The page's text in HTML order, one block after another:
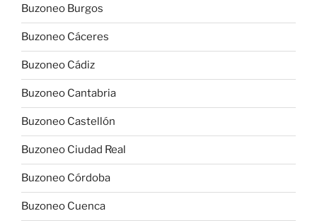
Buzoneo Burgos
Buzoneo Cáceres
Buzoneo Cádiz
Buzoneo Cantabria
Buzoneo Castellón
Buzoneo Ciudad Real
Buzoneo Córdoba
Buzoneo Cuenca